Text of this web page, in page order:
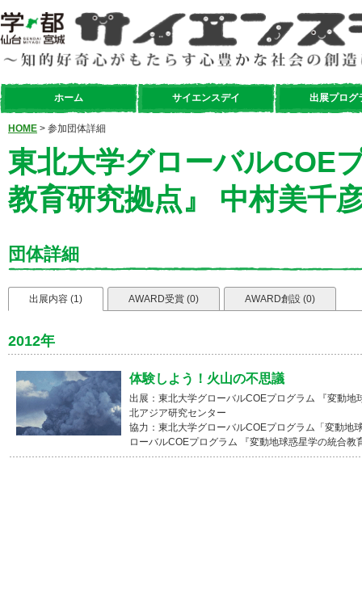
ホーム サイエンスデイ 出展プログ
HOME > 参加団体詳細
東北大学グローバルCOE
教育研究拠点』 中村美
団体詳細
出展内容 (1) AWARD受賞 (0) AWARD創設 (0)
2012年
体験しよう！火山の不思議
出展：東北大学グローバルCOEプログラム 『変動
北アジア研究センター
協力：東北大学グローバルCOEプログラム「変動地
ローバルCOEプログラム 『変動地球惑星学の統合